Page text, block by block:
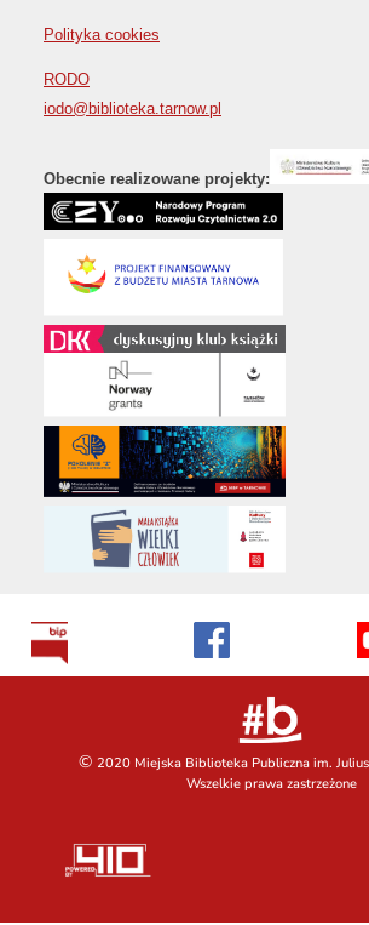
Polityka cookies
RODO
iodo@biblioteka.tarnow.pl
Obecnie realizowane projekty:
© 2020 Miejska Biblioteka Publiczna im.
Wszelkie prawa zastrzeżone